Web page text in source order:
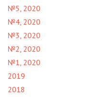
№5, 2020
№4, 2020
№3, 2020
№2, 2020
№1, 2020
2019
2018